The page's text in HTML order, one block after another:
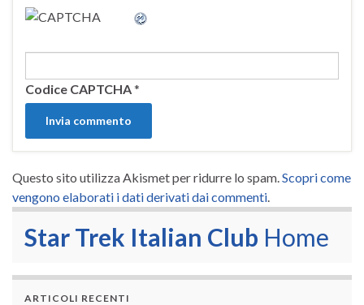
Codice CAPTCHA*
Questo sito utilizza Akismet per ridurre lo spam. Scopri come
vengono elaborati i dati derivati dai commenti
Star Trek Italian Club Home
ARTICOLI RECENTI